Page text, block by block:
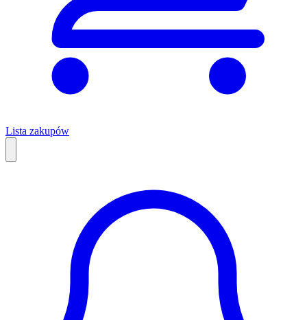
Lista zakupów